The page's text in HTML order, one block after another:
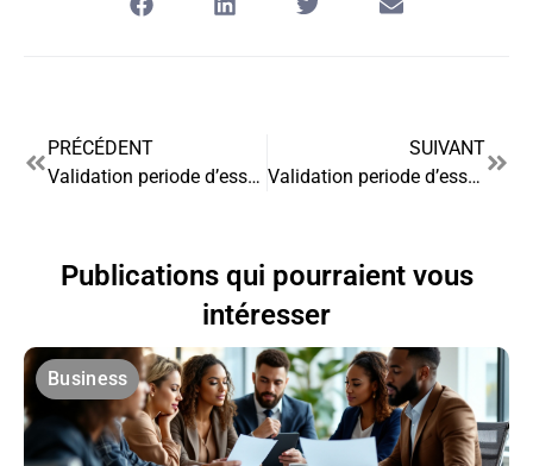
PRÉCÉDENT
Validation periode d’essai cdi : les erreurs fréquentes à éviter
SUIVANT
Validation periode d’essai cdi : 5 astuces pour réussir
Publications qui pourraient vous
intéresser
Business